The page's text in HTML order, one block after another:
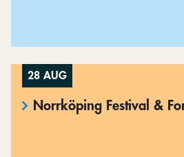
28 AUG
Norrköping Festival &